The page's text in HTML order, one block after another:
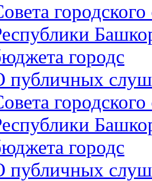
городс
публичных
городс
публичных